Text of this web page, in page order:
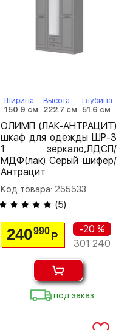
Ширина
150.9 см
Высота
222.7 см
Глубина
51.6 см
ОЛИМП (ЛАК-АНТРАЦИТ)
шкаф для одежды ШР-3
1 зеркало,ЛДСП/
МДФ(лак) Серый шифер/
Антрацит
Код товара: 255533
(5)
240990 Р
-20 %
301 240
под заказ